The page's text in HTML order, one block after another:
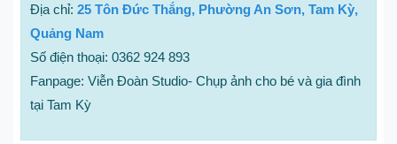
Địa chỉ: 25 Tôn Đức Thắng, Phường An Sơn, Tam Kỳ,
Quảng Nam
Số điện thoại: 0362 924 893
Fanpage: Viễn Đoàn Studio- Chụp ảnh cho bé và gia đình
tại Tam Kỳ